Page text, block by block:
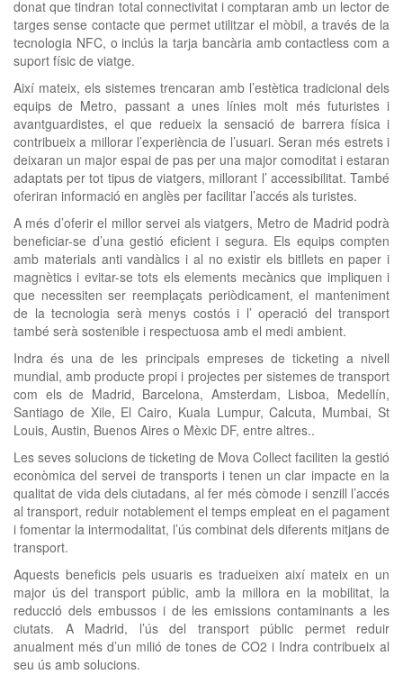
donat que tindran total connectivitat i comptaran amb un lector de
targes sense contacte que permet utilitzar el mòbil, a través de la
tecnologia NFC, o inclús la tarja bancària amb contactless com a
suport físic de viatge.
Així mateix, els sistemes trencaran amb l’estètica tradicional dels
equips de Metro, passant a unes línies molt més futuristes i
avantguardistes, el que redueix la sensació de barrera física i
contribueix a millorar l’experiència de l’usuari. Seran més estrets i
deixaran un major espai de pas per una major comoditat i estaran
adaptats per tot tipus de viatgers, millorant l’ accessibilitat. També
oferiran informació en anglès per facilitar l’accés als turistes.
A més d’oferir el millor servei als viatgers, Metro de Madrid podrà
beneficiar-se d’una gestió eficient i segura. Els equips compten
amb materials anti vandàlics i al no existir els bitllets en paper i
magnètics i evitar-se tots els elements mecànics que impliquen i
que necessiten ser reemplaçats periòdicament, el manteniment
de la tecnologia serà menys costós i l’ operació del transport
també serà sostenible i respectuosa amb el medi ambient.
Indra és una de les principals empreses de ticketing a nivell
mundial, amb producte propi i projectes per sistemes de transport
com els de Madrid, Barcelona, Amsterdam, Lisboa, Medellín,
Santiago de Xile, El Cairo, Kuala Lumpur, Calcuta, Mumbai, St
Louis, Austin, Buenos Aires o Mèxic DF, entre altres..
Les seves solucions de ticketing de Mova Collect faciliten la gestió
econòmica del servei de transports i tenen un clar impacte en la
qualitat de vida dels ciutadans, al fer més còmode i senzill l’accés
al transport, reduir notablement el temps empleat en el pagament
i fomentar la intermodalitat, l’ús combinat dels diferents mitjans de
transport.
Aquests beneficis pels usuaris es tradueixen així mateix en un
major ús del transport públic, amb la millora en la mobilitat, la
reducció dels embussos i de les emissions contaminants a les
ciutats. A Madrid, l’ús del transport públic permet reduir
anualment més d’un milió de tones de CO2 i Indra contribueix al
seu ús amb solucions.